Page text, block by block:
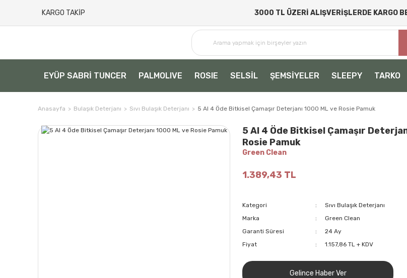
KARGO TAKİP 3000 TL ÜZERİ ALIŞVERİŞLERDE KARGO
EYÜP SABRİ TUNCER PALMOLIVE ROSIE SELSİL ŞEMSİYELER SLEEPY TARKO
Anasayfa Bulaşık Deterjanı Sıvı Bulaşık Deterjanı 5 Al 4 Öde Bitkisel Çamaşır Deterjanı 1000 ML ve Rosie Pamuk
5 Al 4 Öde Bitkisel Çamaşır
Rosie Pamuk
Green Clean
1.389,43 TL
Kategori
Sıvı Bulaşık Deterjanı
Marka
Green Clean
Garanti Süresi
24 Ay
Fiyat
1.157,86 TL + KDV
Gelince Haber Ver